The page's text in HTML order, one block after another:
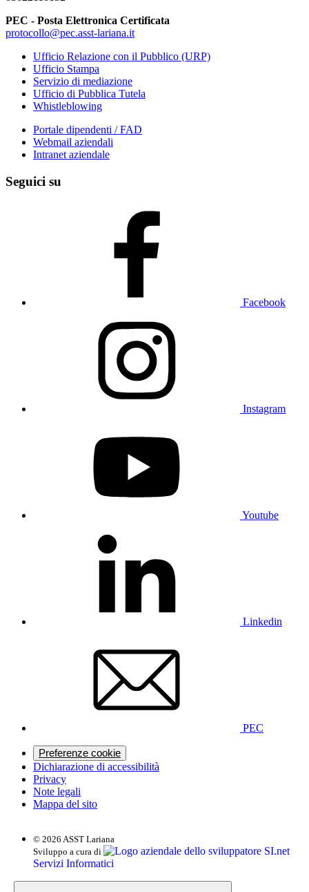
PEC - Posta Elettronica Certificata
protocollo@pec.asst-lariana.it
Ufficio Relazione con il Pubblico (URP)
Ufficio Stampa
Servizio di mediazione
Ufficio di Pubblica Tutela
Whistleblowing
Portale dipendenti / FAD
Webmail aziendali
Intranet aziendale
Seguici su
Facebook
Instagram
Youtube
Linkedin
PEC
Preferenze cookie
Dichiarazione di accessibilità
Privacy
Note legali
Mappa del sito
© 2026 ASST Lariana
Sviluppo a cura di
SI.net
Servizi Informatici